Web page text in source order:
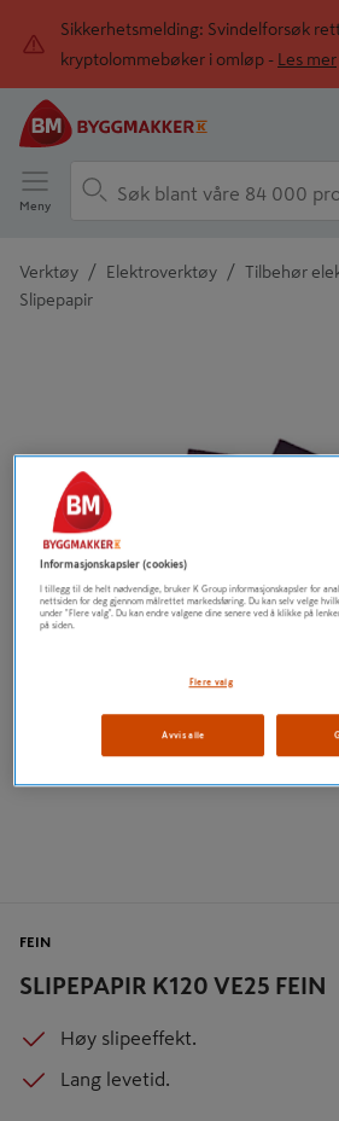
Sikkerhetsmelding: Svindelforsøk
kryptolommebøker i omløp -
Les mer
Meny
Verktøy / Elektroverktøy / Tilbehør
Slipepapir
SLIPEPAPIR K120 VE25 FEIN
FEIN
Høy slipeeffekt.
Lang levetid.
Informasjonskapsler (cookies)
I tillegg til de helt nødvendige, bruker K Group informasjonskapsler for
nettsiden for deg gjennom målrettet markedsføring. Du kan selv velge
under "Flere valg". Du kan endre valgene dine senere ved å klikke på
på siden.
Flere valg
Avvis alle